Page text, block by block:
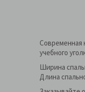
Современная
учебного
Ширина
Длина